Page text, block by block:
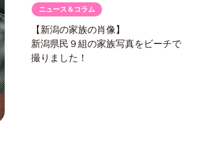
ニュース＆コラム
【新潟の家族の肖像】
新潟県民９組の家族写真をビーチで
撮りました！